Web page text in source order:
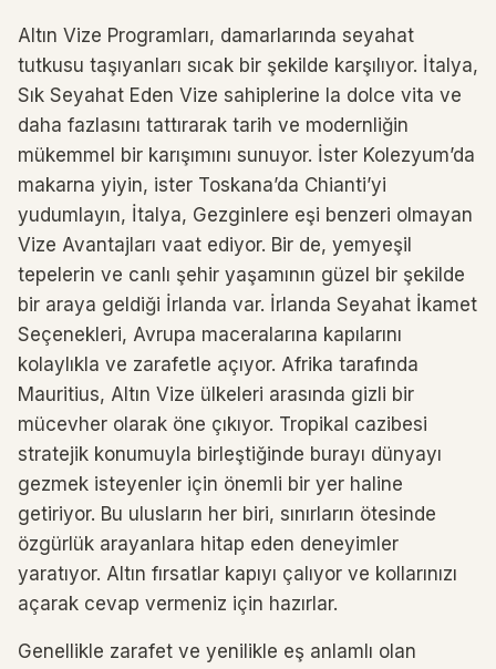
Altın Vize Programları, damarlarında seyahat
tutkusu taşıyanları sıcak bir şekilde karşılıyor. İtalya,
Sık Seyahat Eden Vize sahiplerine la dolce vita ve
daha fazlasını tattırarak tarih ve modernliğin
mükemmel bir karışımını sunuyor. İster Kolezyum’da
makarna yiyin, ister Toskana’da Chianti’yi
yudumlayın, İtalya, Gezginlere eşi benzeri olmayan
Vize Avantajları vaat ediyor. Bir de, yemyeşil
tepelerin ve canlı şehir yaşamının güzel bir şekilde
bir araya geldiği İrlanda var. İrlanda Seyahat İkamet
Seçenekleri, Avrupa maceralarına kapılarını
kolaylıkla ve zarafetle açıyor. Afrika tarafında
Mauritius, Altın Vize ülkeleri arasında gizli bir
mücevher olarak öne çıkıyor. Tropikal cazibesi
stratejik konumuyla birleştiğinde burayı dünyayı
gezmek isteyenler için önemli bir yer haline
getiriyor. Bu ulusların her biri, sınırların ötesinde
özgürlük arayanlara hitap eden deneyimler
yaratıyor. Altın fırsatlar kapıyı çalıyor ve kollarınızı
açarak cevap vermeniz için hazırlar.
Genellikle zarafet ve yenilikle eş anlamlı olan